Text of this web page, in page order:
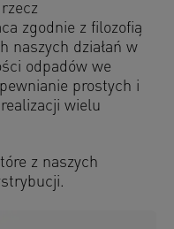
zgodnie z filozofią
naszych działań w
odpadów we
prostych i
wielu
z naszych